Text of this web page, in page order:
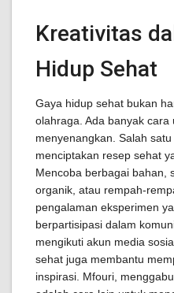
Kreativitas
Hidup Sehat
Gaya hidup sehat bukan
olahraga. Ada banyak
menyenangkan. Salah
menciptakan resep sehat
Mencoba berbagai bahan,
organik, atau rempah-
pengalaman eksperimen
berpartisipasi dalam
mengikuti akun media
sehat juga membantu
inspirasi. Mfouri,